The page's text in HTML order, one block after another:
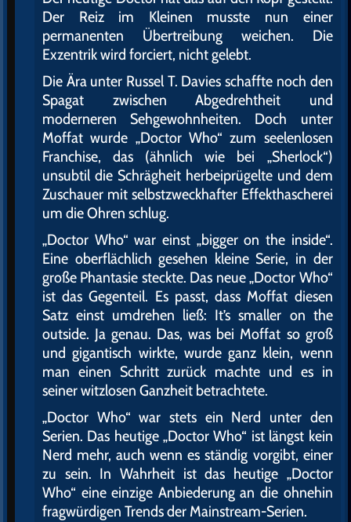
Der Reiz im Kleinen musste nun einer
permanenten Übertreibung weichen. Die
Exzentrik wird forciert, nicht gelebt.
Die Ära unter Russel T. Davies schaffte noch den
Spagat zwischen Abgedrehtheit und
moderneren Sehgewohnheiten. Doch unter
Moffat wurde „Doctor Who“ zum seelenlosen
Franchise, das (ähnlich wie bei „Sherlock“)
unsubtil die Schrägheit herbeiprügelte und dem
Zuschauer mit selbstzweckhafter Effekthascherei
um die Ohren schlug.
„Doctor Who“ war einst „bigger on the inside“.
Eine oberflächlich gesehen kleine Serie, in der
große Phantasie steckte. Das neue „Doctor Who“
ist das Gegenteil. Es passt, dass Moffat diesen
Satz einst umdrehen ließ: It’s smaller on the
outside. Ja genau. Das, was bei Moffat so groß
und gigantisch wirkte, wurde ganz klein, wenn
man einen Schritt zurück machte und es in
seiner witzlosen Ganzheit betrachtete.
„Doctor Who“ war stets ein Nerd unter den
Serien. Das heutige „Doctor Who“ ist längst kein
Nerd mehr, auch wenn es ständig vorgibt, einer
zu sein. In Wahrheit ist das heutige „Doctor
Who“ eine einzige Anbiederung an die ohnehin
fragwürdigen Trends der Mainstream-Serien.